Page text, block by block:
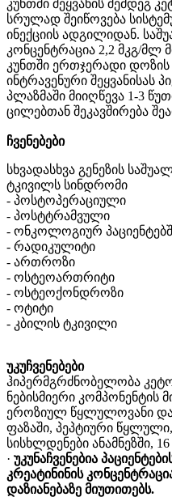
კუნთში შეყვანის შემდეგ
სრულად შეიწოვება
ინექციის ადგილიდან.
კონცენტრაცია 2,2 მკგ/მლ
კუნთში ერთჯერადი დოზის
ინტრავენური შეყვანისას
პლაზმაში მიიღწევა 1-3
ცილებთან შეკავშირება
ჩვენებები
სხვადასხვა გენეზის
ტკივილს სინდრომი
- პოსტოპერაციული
- პოსტტრამვული
- ონკოლოგიურ
- რადიკულიტი
- ართროზი
- ოსტეოართრიტი
- ოსტეოქონდროზი
- ოტიტი
- კბილის ტკივილი
უკუჩვენებები
ჰიპერმგრძნობელობა
ნებისმიერი კომპონენტის
ეროზიულ წყლულოვანი
ფაზაში, პეპტიური წყლული,
სისხლდენები ანამნეზში, 16
· უკუნაჩვენებია
კრეატინინის
დაზიანებაზე მიუთითებს.